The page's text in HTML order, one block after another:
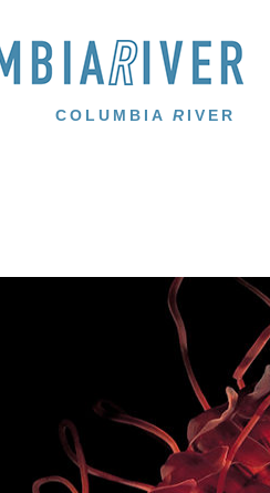
COLUMBIA R IVER